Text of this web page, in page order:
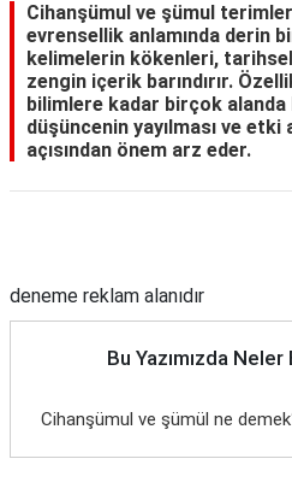
Cihanşümul ve şümul
evrensellik anlamında derin
kelimelerin kökenleri,
zengin içerik barındırır.
bilimlere kadar birçok alanda
düşüncenin yayılması ve etki
açısından önem arz eder.
deneme reklam alanıdır
Bu Yazımızda Neler
Cihanşümul ve şümül ne